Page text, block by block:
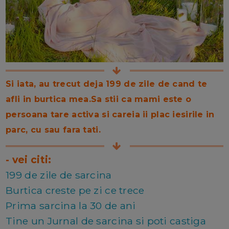
Si iata, au trecut deja 199 de zile de cand te
afli in burtica mea.Sa stii ca mami este o
persoana tare activa si careia ii plac iesirile in
parc, cu sau fara tati.
- vei citi:
199 de zile de sarcina
Burtica creste pe zi ce trece
Prima sarcina la 30 de ani
Tine un Jurnal de sarcina si poti castiga